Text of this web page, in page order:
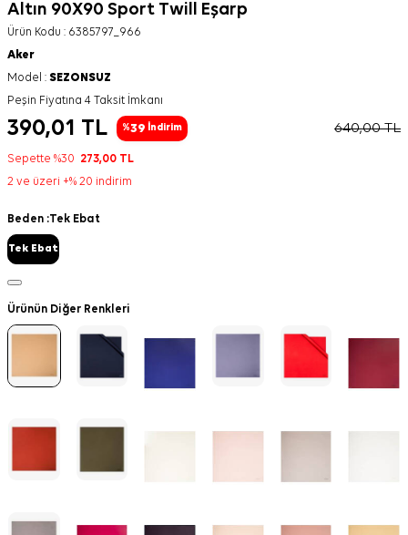
Altın 90X90 Sport Twill Eşarp
Ürün Kodu : 6385797_966
Aker
Model : SEZONSUZ
Peşin Fiyatına 4 Taksit İmkanı
390,01 TL %39 İndirim 640,00TL
Sepette %30 273,00 TL
2 ve üzeri +% 20 indirim
Beden :Tek Ebat
Tek Ebat
Ürünün Diğer Renkleri